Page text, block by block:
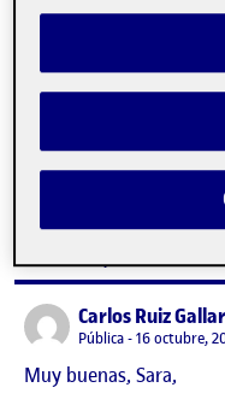
Publicado por
Sara Diaz Higuera
Fecha de -
DEBATE 2
Carlos Ruiz
Visibilidad:
Pública 16 octubre,
Muy buenas, Sara,